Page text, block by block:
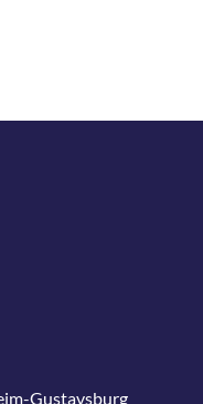
Gustavsburg